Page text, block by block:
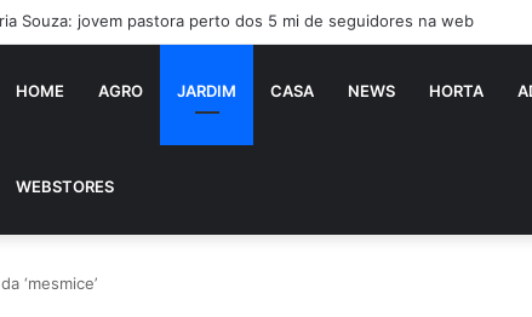
Souza: jovem pastora perto dos 5 mi de seguidores na web
HOME AGRO JARDIM CASA NEWS HORTA
WEBSTORES
‘mesmice’